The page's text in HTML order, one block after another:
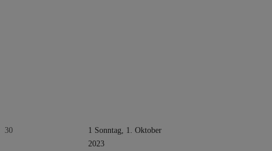
30 1 Sonntag, 1. Oktober
2023